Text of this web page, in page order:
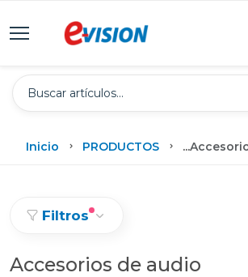
Inicio PRODUCTOS ...
Filtros
Accesorios de audio